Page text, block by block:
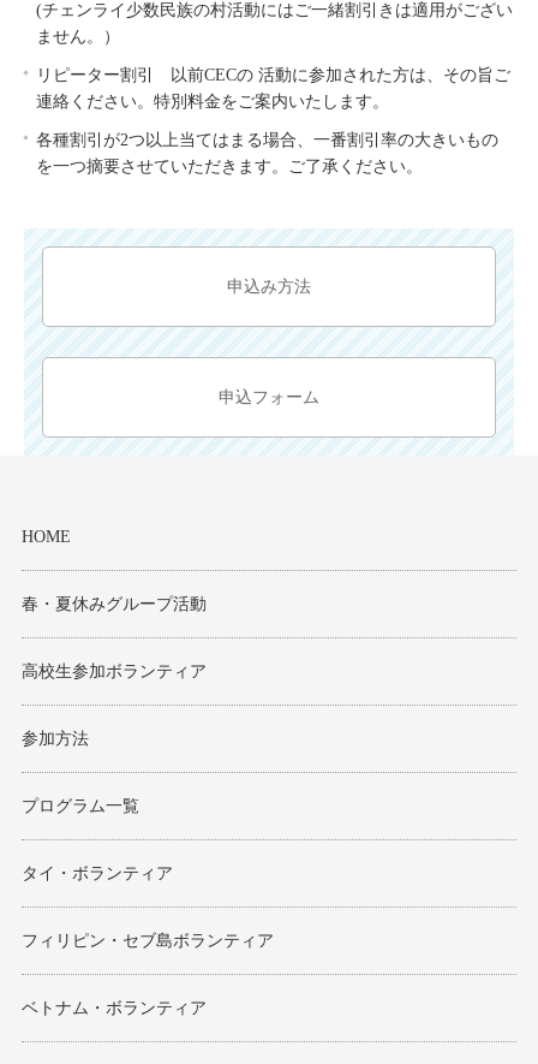
(チェンライ少数民族の村活動にはご一緒割引きは適用がござい
ません。）
リピーター割引 以前CECの 活動に参加された方は、その旨ご
連絡ください。特別料金をご案内いたします。
各種割引が2つ以上当てはまる場合、一番割引率の大きいもの
を一つ摘要させていただきます。ご了承ください。
申込み方法
申込フォーム
HOME
春・夏休みグループ活動
高校生参加ボランティア
参加方法
プログラム一覧
タイ・ボランティア
フィリピン・セブ島ボランティア
ベトナム・ボランティア